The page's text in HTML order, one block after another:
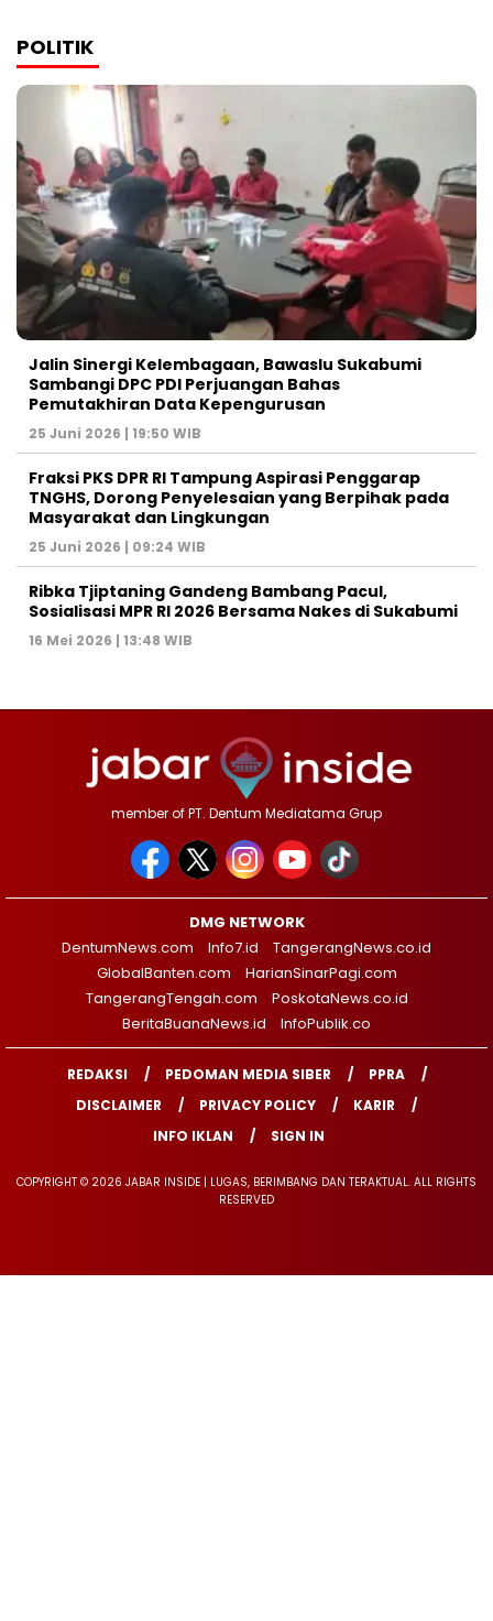
POLITIK
Jalin Sinergi Kelembagaan, Bawaslu Sukabumi
Sambangi DPC PDI Perjuangan Bahas
Pemutakhiran Data Kepengurusan
25 Juni 2026 | 19:50 WIB
‎Fraksi PKS DPR RI Tampung Aspirasi Penggarap
TNGHS, Dorong Penyelesaian yang Berpihak pada
Masyarakat dan Lingkungan‎
25 Juni 2026 | 09:24 WIB
Ribka Tjiptaning Gandeng Bambang Pacul,
Sosialisasi MPR RI 2026 Bersama Nakes di Sukabumi
16 Mei 2026 | 13:48 WIB
member of PT. Dentum Mediatama Grup
DMG NETWORK
DentumNews.com
Info7.id
TangerangNews.co.id
GlobalBanten.com
HarianSinarPagi.com
TangerangTengah.com
PoskotaNews.co.id
BeritaBuanaNews.id
InfoPublik.co
REDAKSI PEDOMAN MEDIA SIBER
PPRA
DISCLAIMER
PRIVACY POLICY
KARIR
INFO IKLAN
SIGN IN
COPYRIGHT © 2026 JABAR INSIDE | LUGAS, BERIMBANG DAN TERAKTUAL. ALL RIGHTS
RESERVED